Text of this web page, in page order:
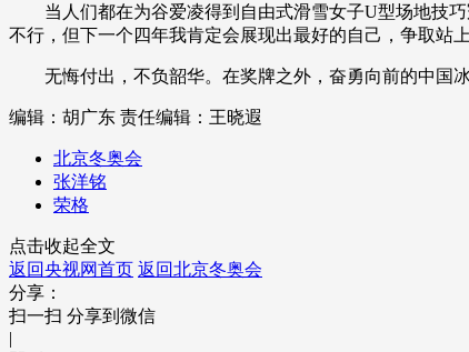
当人们都在为谷爱凌得到自由式滑雪女子U型场地技巧
不行，但下一个四年我肯定会展现出最好的自己，争取站
无悔付出，不负韶华。在奖牌之外，奋勇向前的中国冰
编辑：胡广东 责任编辑：王晓遐
北京冬奥会
张洋铭
荣格
点击收起全文
返回央视网首页 返回北京冬奥会
分享：
扫一扫 分享到微信
|